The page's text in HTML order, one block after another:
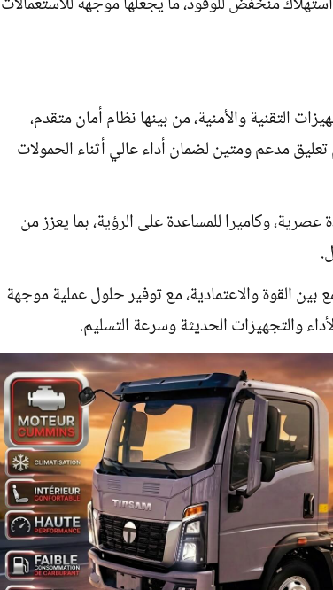
التقنية والأمنية، من بينها نظام أمان متقدم،
مدعم ومتين لضمان أداء عالي أثناء الحمولات
وكاميرا للمساعدة على الرؤية، بما يعزز من
القوة والاعتمادية، مع توفير حلول عملية موجهة
والتجهيزات الحديثة وسرعة التسليم.